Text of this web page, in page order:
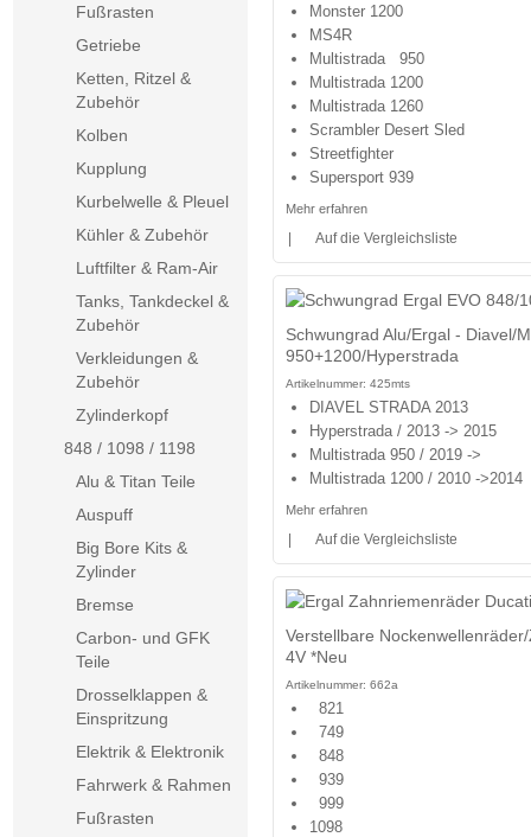
Monster 1200
MS4R
Multistrada 950
Multistrada 1200
Multistrada 1260
Scrambler Desert Sled
Streetfighter
Supersport 939
Mehr erfahren
Auf die Vergleichsliste
Schwungrad Alu/Ergal - Diavel/
950+1200/Hyperstrada
Artikelnummer: 425mts
DIAVEL STRADA 2013
Hyperstrada / 2013 -> 2015
Multistrada 950 / 2019 ->
Multistrada 1200 / 2010 ->2014
Mehr erfahren
Auf die Vergleichsliste
Verstellbare
4V *Neu
Artikelnummer: 662a
821
749
848
939
999
1098
Fußrasten
Getriebe
Ketten, Ritzel &
Zubehör
Kolben
Kupplung
Kurbelwelle & Pleuel
Kühler & Zubehör
Luftfilter & Ram-Air
Tanks, Tankdeckel &
Zubehör
Verkleidungen &
Zubehör
Zylinderkopf
848 / 1098 / 1198
Alu & Titan Teile
Auspuff
Big Bore Kits &
Zylinder
Bremse
Carbon- und GFK
Teile
Drosselklappen &
Einspritzung
Elektrik & Elektronik
Fahrwerk & Rahmen
Fußrasten